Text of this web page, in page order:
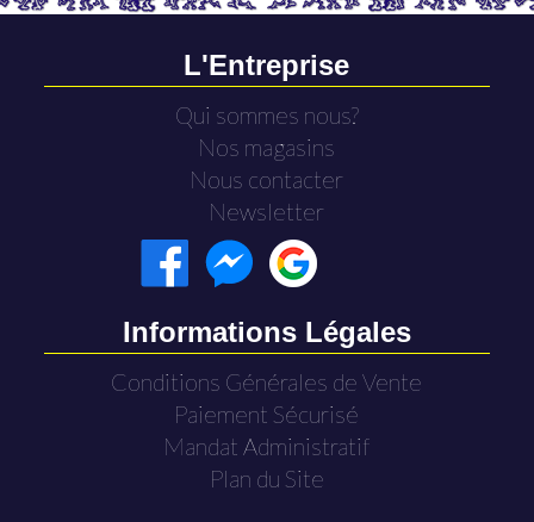
L'Entreprise
Qui sommes nous?
Nos magasins
Nous contacter
Newsletter
Informations Légales
Conditions Générales de Vente
Paiement Sécurisé
Mandat Administratif
Plan du Site